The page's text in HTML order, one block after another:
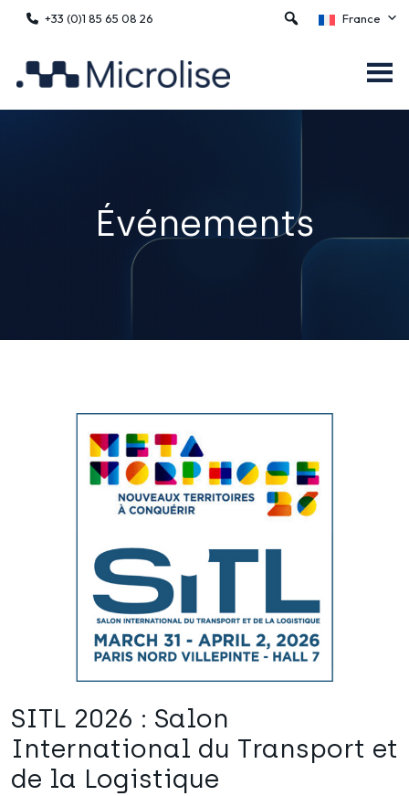
+33 (0)1 85 65 08 26 France
Événements
SITL 2026 : Salon
International du Transport et
de la Logistique